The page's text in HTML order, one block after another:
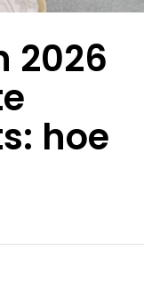
2026
hoe